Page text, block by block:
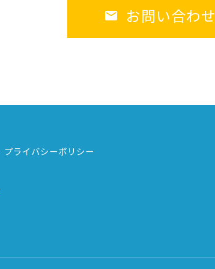
お問い合わせ
プライバシーポリシー